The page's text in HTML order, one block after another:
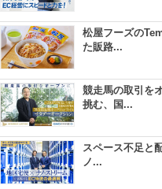
松屋フーズの
た販路...
競走馬の取引を
挑む、国...
スペース不足と
ノ...